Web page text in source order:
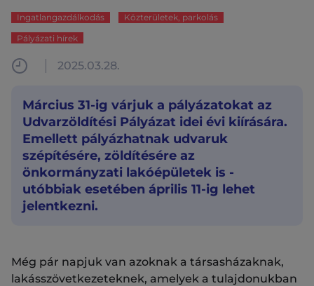
Ingatlangazdálkodás
Közterületek, parkolás
Pályázati hírek
2025.03.28.
Március 31-ig várjuk a pályázatokat az
Udvarzöldítési Pályázat idei évi kiírására.
Emellett pályázhatnak udvaruk
szépítésére, zöldítésére az
önkormányzati lakóépületek is -
utóbbiak esetében április 11-ig lehet
jelentkezni.
Még pár napjuk van azoknak a társasházaknak,
lakásszövetkezeteknek, amelyek a tulajdonukban